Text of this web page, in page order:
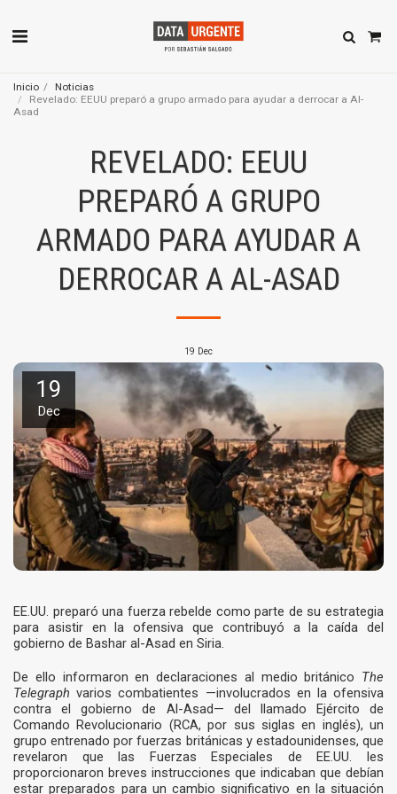
Inicio
Noticias
Revelado: EEUU preparó a grupo armado para ayudar a derrocar a Al-
Asad
REVELADO: EEUU
PREPARÓ A GRUPO
ARMADO PARA AYUDAR A
DERROCAR A AL-ASAD
19 Dec
19
Dec
EE.UU. preparó una fuerza rebelde como parte de su estrategia
para asistir en la ofensiva que contribuyó a la caída del
gobierno de Bashar al-Asad en Siria.
De ello informaron en declaraciones al medio británico The
Telegraph varios combatientes —involucrados en la ofensiva
contra el gobierno de Al-Asad— del llamado Ejército de
Comando Revolucionario (RCA, por sus siglas en inglés), un
grupo entrenado por fuerzas británicas y estadounidenses, que
revelaron que las Fuerzas Especiales de EE.UU. les
proporcionaron breves instrucciones que indicaban que debían
estar preparados para un cambio significativo en la situación